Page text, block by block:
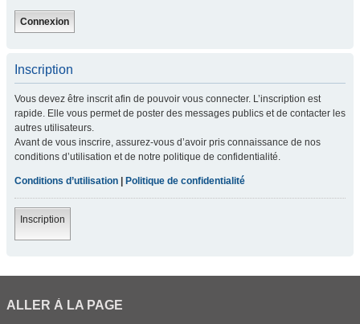
Inscription
Vous devez être inscrit afin de pouvoir vous connecter. L’inscription est
rapide. Elle vous permet de poster des messages publics et de contacter les
autres utilisateurs.
Avant de vous inscrire, assurez-vous d’avoir pris connaissance de nos
conditions d’utilisation et de notre politique de confidentialité.
Conditions d’utilisation Politique de confidentialité
Inscription
ALLER À LA PAGE